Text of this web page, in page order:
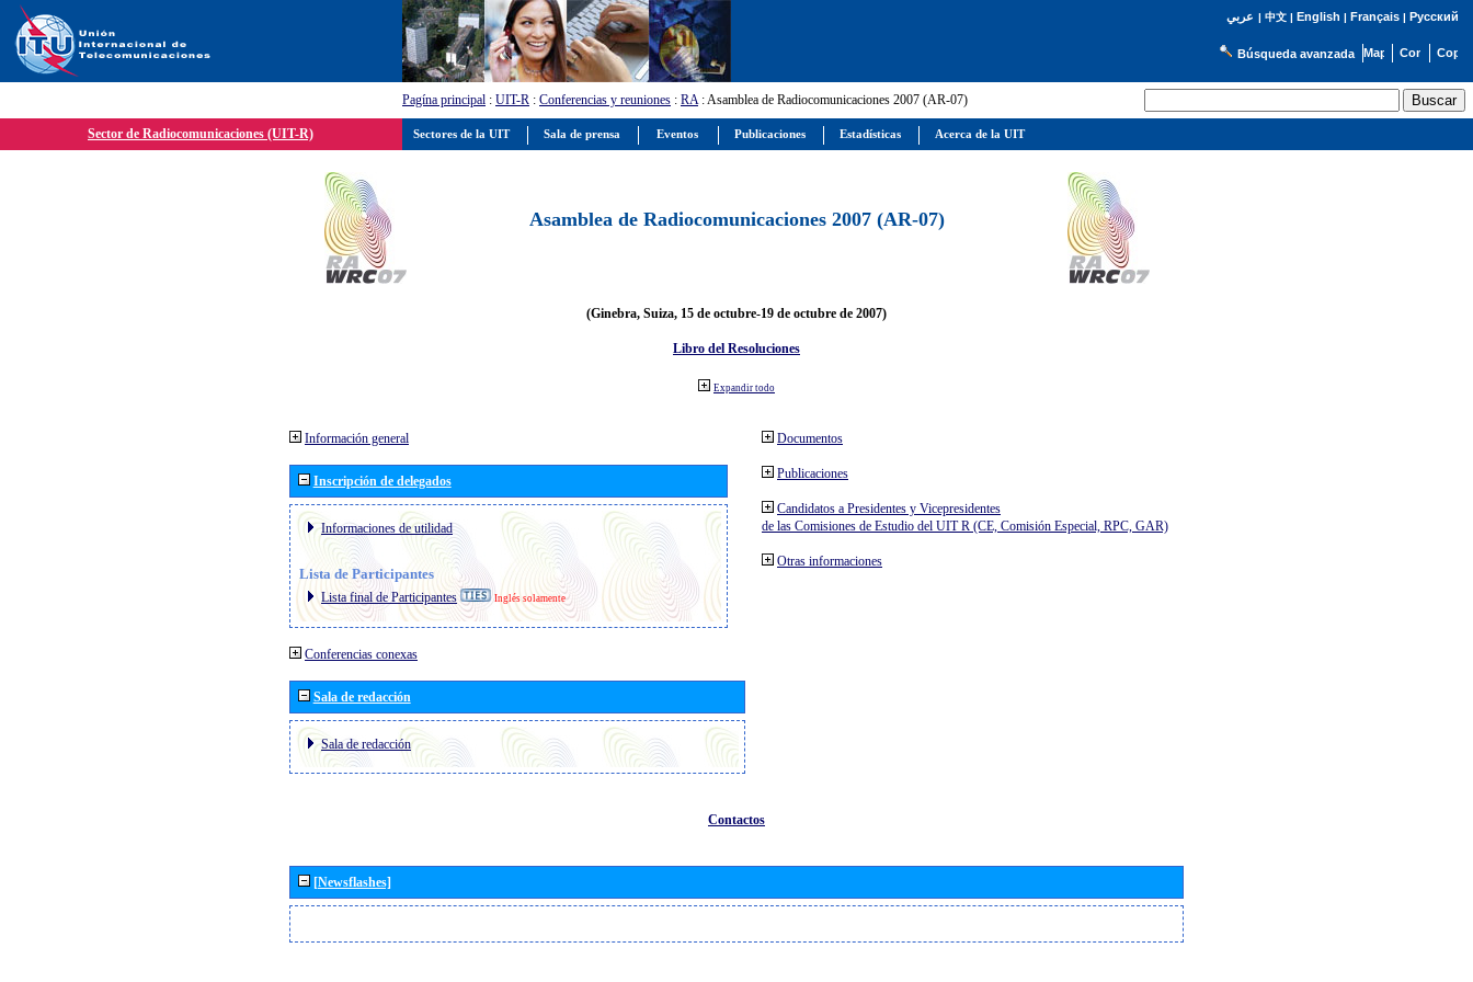
عربي | 中文| English | Français| Русский
Búsqueda avanzada
Pagína principal : UIT-R : Conferencias y reuniones : RA: Asamblea de Radiocomunicaciones 2007 (AR-07)
Sector de Radiocomunicaciones (UIT-R)
Asamblea de Radiocomunicaciones 2007 (AR-07)
(Ginebra, Suiza, 15 de octubre-19 de octubre de 2007)
Libro del Resoluciones
Expandir todo
Información general
Inscripción de delegados
Informaciones de utilidad
Lista de Participantes
Lista final de Participantes Inglés solamente
Conferencias conexas
Sala de redacción
Sala de redacción
Documentos
Publicaciones
Candidatos a Presidentes y Vicepresidentes
de las Comisiones de Estudio del UIT R (CE, Comisión Especial, RPC, GAR)
Otras informaciones
Contactos
[Newsflashes]
Sectores de la UIT Sala de prensa Eventos Publicaciones Estadísticas Acerca de la UIT